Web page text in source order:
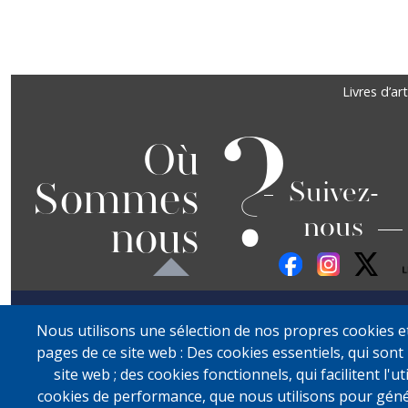
Livres d’art
Où
Sommes
nous ?Suivez-
nous
Nous utilisons une sélection de nos propres cookies
pages de ce site web : Des cookies essentiels, qui
site web ; des cookies fonctionnels, qui facilitent
cookies de performance, que nous utilisons pour